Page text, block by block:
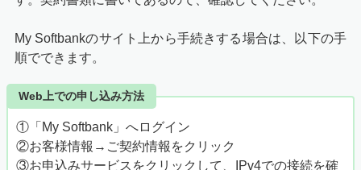
My Softbankのサイト上から手続きする場合は、以下の手
順でできます。
Web上での申し込み方法
①「My Softbank」へログイン
②お客様情報→ご契約情報をクリック
③お申込みサービスをクリックして、IPv4での接続を確